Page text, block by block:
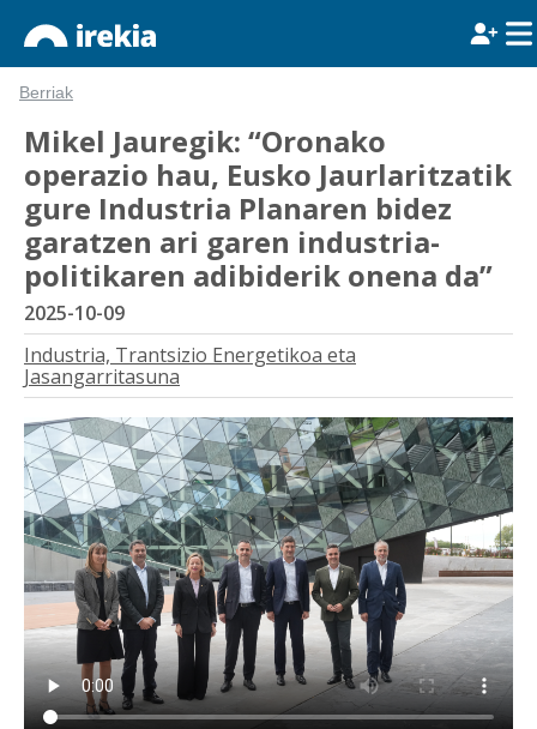
Berriak
Mikel Jauregik: “Oronako
operazio hau, Eusko Jaurlaritzatik
gure Industria Planaren bidez
garatzen ari garen industria-
politikaren adibiderik onena da”
2025-10-09
Industria, Trantsizio Energetikoa eta
Jasangarritasuna